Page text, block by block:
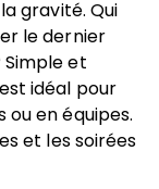
gravité. Qui
le dernier
Simple et
idéal pour
ou en équipes.
et les soirées